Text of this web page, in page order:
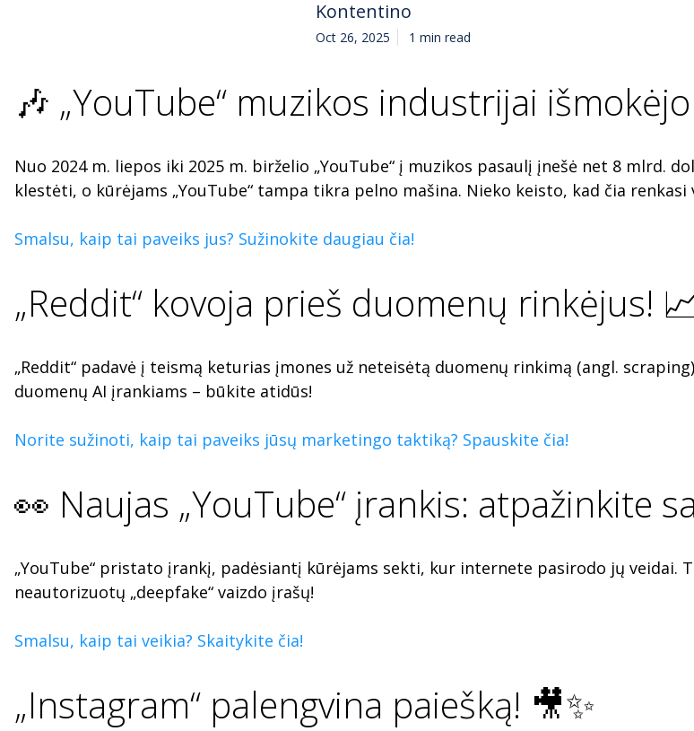
Kontentino
Oct 26, 2025 1 min read
🎶 „YouTube“ muzikos industrijai
Nuo 2024 m. liepos iki 2025 m. birželio „YouTube“ į muzikos pasaulį įnešė net 8 mlrd.
klestėti, o kūrėjams „YouTube“ tampa tikra pelno mašina. Nieko keisto, kad čia renkasi
Smalsu, kaip tai paveiks jus? Sužinokite daugiau čia!
„Reddit“ kovoja prieš duomenų rinkėjus!
„Reddit“ padavė į teismą keturias įmones už neteisėtą duomenų rinkimą (angl.
duomenų AI įrankiams – būkite atidūs!
Norite sužinoti, kaip tai paveiks jūsų marketingo taktiką? Spauskite čia!
👀 Naujas „YouTube“ įrankis: atpažinkite
„YouTube“ pristato įrankį, padėsiantį kūrėjams sekti, kur internete pasirodo jų veidai.
neautorizuotų „deepfake“ vaizdo įrašų!
Smalsu, kaip tai veikia? Skaitykite čia!
„Instagram“ palengvina paiešką! 🎥✨